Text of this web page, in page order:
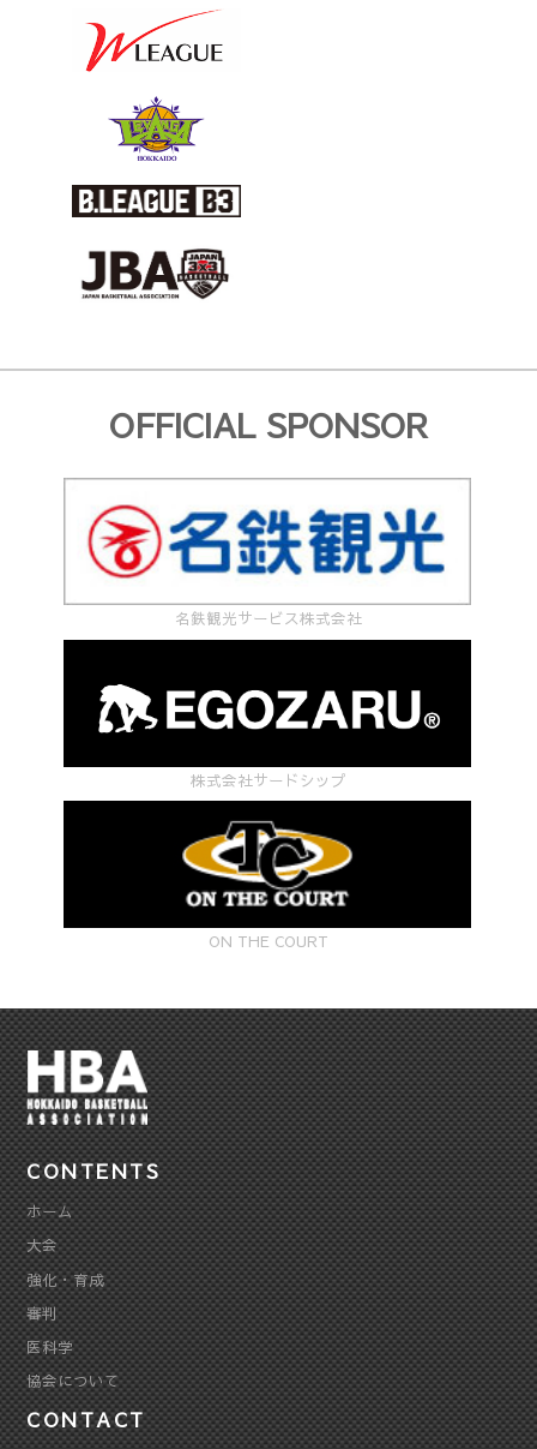
OFFICIAL SPONSOR
名鉄観光サービス株式会社
株式会社サードシップ
ON THE COURT
CONTENTS
ホーム
大会
強化・育成
審判
医科学
協会について
CONTACT